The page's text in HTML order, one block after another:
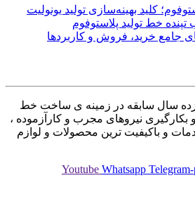
سال سابقه در زمینه ی ساخت خط
و بکارگیری نیروهای مجرب و کارآزموده ،
و باکیفیت ترین محصولات و لوازم
Youtube Whatsapp